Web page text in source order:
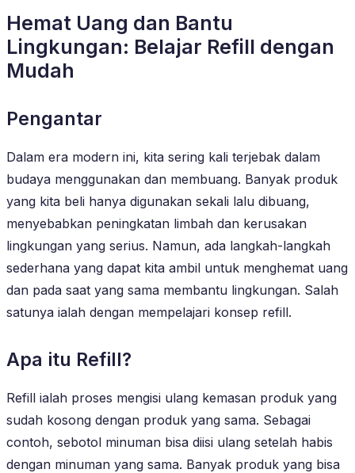
Hemat Uang dan Bantu
Lingkungan: Belajar Refill dengan
Mudah
Pengantar
Dalam era modern ini, kita sering kali terjebak dalam
budaya menggunakan dan membuang. Banyak produk
yang kita beli hanya digunakan sekali lalu dibuang,
menyebabkan peningkatan limbah dan kerusakan
lingkungan yang serius. Namun, ada langkah-langkah
sederhana yang dapat kita ambil untuk menghemat uang
dan pada saat yang sama membantu lingkungan. Salah
satunya ialah dengan mempelajari konsep refill.
Apa itu Refill?
Refill ialah proses mengisi ulang kemasan produk yang
sudah kosong dengan produk yang sama. Sebagai
contoh, sebotol minuman bisa diisi ulang setelah habis
dengan minuman yang sama. Banyak produk yang bisa